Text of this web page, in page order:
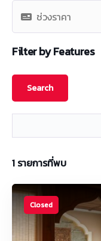
Filter by Features
1 รายการที่พบ
Closed